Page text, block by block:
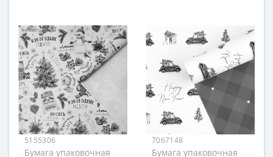
5155306
Бумага упаковочная
7067148
Бумага упаковочная